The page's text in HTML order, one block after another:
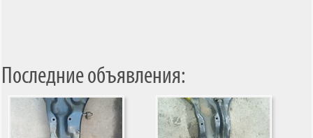
Последние объявления: